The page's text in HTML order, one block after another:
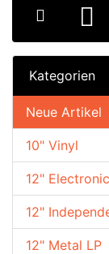
Kategorien
10" Vinyl
12"
12"
12" Metal LP
Neue Artikel